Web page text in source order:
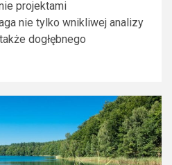
projektami
nie tylko wnikliwej analizy
dogłębnego